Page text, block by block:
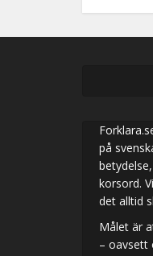
på
korsord.
det alltid
Målet är
– oavsett